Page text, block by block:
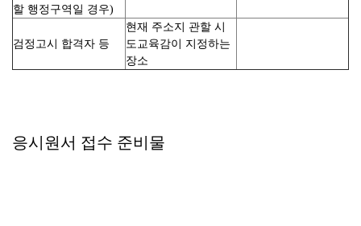
할 행정구역일 경우)
검정고시 합격자 등
현재 주소지 관할 시
도교육감이 지정하는
장소
응시원서 접수 준비물